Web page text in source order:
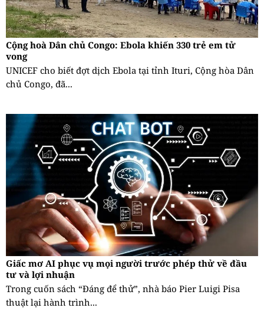
Cộng hoà Dân chủ Congo: Ebola khiến 330 trẻ em tử
vong
UNICEF cho biết đợt dịch Ebola tại tỉnh Ituri, Cộng hòa Dân
chủ Congo, đã...
Giấc mơ AI phục vụ mọi người trước phép thử về đầu
tư và lợi nhuận
Trong cuốn sách “Đáng để thử”, nhà báo Pier Luigi Pisa
thuật lại hành trình...